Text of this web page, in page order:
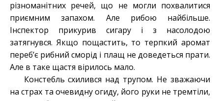
різноманітних речей, що не могли похвалитися
приємним запахом. Але рибою найбільше.
Інспектор прикурив сигару і з насолодою
затягнувся. Якщо пощастить, то терпкий аромат
переб’є рибний сморід і плащ не доведеться прати.
Але в таке щастя вірилось мало.
Констебль схилився над трупом. Не зважаючи
на страх та очевидну огиду, його руки не тремтіли,